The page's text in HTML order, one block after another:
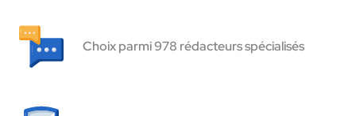
Choix parmi 978 rédacteurs spécialisés